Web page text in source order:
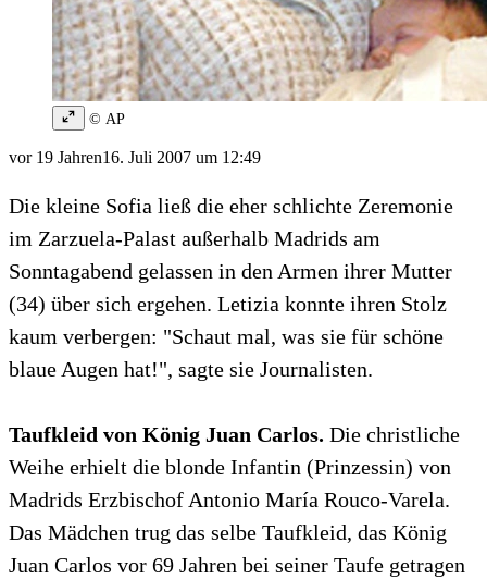
© AP
vor 19 Jahren16. Juli 2007 um 12:49
Die kleine Sofia ließ die eher schlichte Zeremonie
im Zarzuela-Palast außerhalb Madrids am
Sonntagabend gelassen in den Armen ihrer Mutter
(34) über sich ergehen. Letizia konnte ihren Stolz
kaum verbergen: "Schaut mal, was sie für schöne
blaue Augen hat!", sagte sie Journalisten.
Taufkleid von König Juan Carlos. Die christliche
Weihe erhielt die blonde Infantin (Prinzessin) von
Madrids Erzbischof Antonio María Rouco-Varela.
Das Mädchen trug das selbe Taufkleid, das König
Juan Carlos vor 69 Jahren bei seiner Taufe getragen